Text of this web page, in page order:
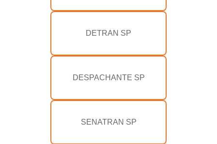
DETRAN SP
DESPACHANTE SP
SENATRAN SP